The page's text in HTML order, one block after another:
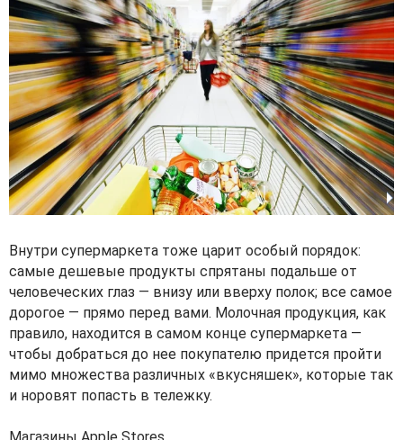
Внутри супермаркета тоже царит особый порядок:
самые дешевые продукты спрятаны подальше от
человеческих глаз — внизу или вверху полок; все самое
дорогое — прямо перед вами. Молочная продукция, как
правило, находится в самом конце супермаркета —
чтобы добраться до нее покупателю придется пройти
мимо множества различных «вкусняшек», которые так
и норовят попасть в тележку.